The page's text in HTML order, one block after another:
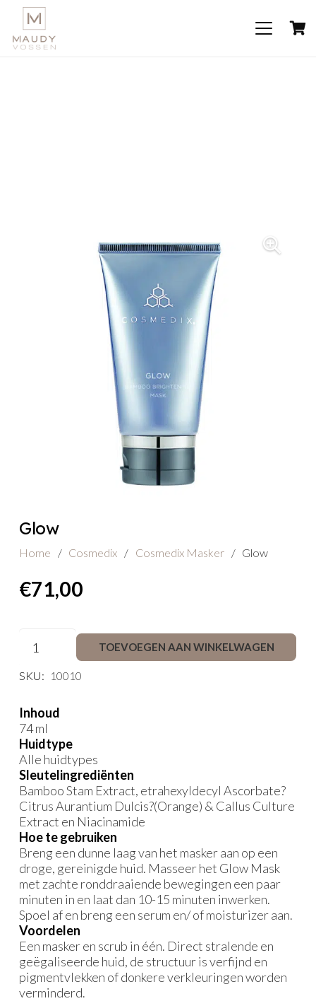
Glow
Home / Cosmedix / Cosmedix Masker / Glow
€71,00
aantal
TOEVOEGEN AAN WINKELWAGEN
SKU: 10010
Inhoud
74 ml
Huidtype
Alle huidtypes
Sleutelingrediënten
Bamboo Stam Extract, etrahexyldecyl Ascorbate?
Citrus Aurantium Dulcis?(Orange) & Callus Culture
Extract en Niacinamide
Hoe te gebruiken
Breng een dunne laag van het masker aan op een
droge, gereinigde huid. Masseer het Glow Mask
met zachte ronddraaiende bewegingen een paar
minuten in en laat dan 10-15 minuten inwerken.
Spoel af en breng een serum en/ of moisturizer aan.
Voordelen
Een masker en scrub in één. Direct stralende en
geëgaliseerde huid, de structuur is verfijnd en
pigmentvlekken of donkere verkleuringen worden
verminderd.